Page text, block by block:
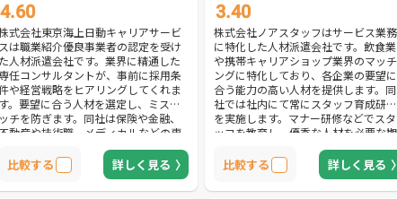
4.60
式会社東京海上日動キャリアサービ
は職業紹介優良事業者の認定を受け
人材派遣会社です。業界に精通した
任コンサルタントが、事前に採用条
や経営戦略をヒアリングしてくれま
。要望に合う人材を選定し、ミスマ
チを防ぎます。同社は保険や金融、
動産や技術職、メディカルなどの専
分野に特化した人材紹介に対応しま
。豊富な登録者の中から、専門性の
る即戦力の人材を採用できます。必
な人材を必要な期間だけ派遣するた
比較する 詳しく見る
3.40
株式会社ノアスタッフはサービス業務
に特化した人材派遣会社です。飲食業
や携帯キャリアショップ業界のマッチ
ングに特化しており、各企業の要望に
合う能力の高い人材を提供します。同
社では社内にて常にスタッフ育成研修
を実施します。マナー研修などでスタ
ッフを教育し、優秀な人材を必要な期
間だけ迅速に派遣します。そのほか、
採用代行も可能。企業のニーズに合わ
せたオーダーメイドのプランを用意
し、質の高い採用活動を実現します。
比較する 詳しく見る